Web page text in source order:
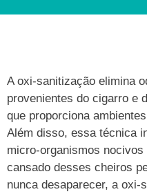
A oxi-sanitização elimina
provenientes do cigarro e
que proporciona
Além disso, essa técnica
micro-organismos
cansado desses cheiros
nunca desaparecer, a oxi-